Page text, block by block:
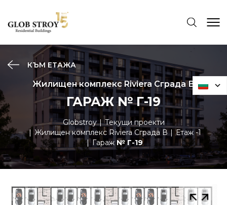
КЪМ ЕТАЖА
Жилищен комплекс Riviera Сграда В
ГАРАЖ № Г-19
Globstroy
Текущи проекти
Жилищен комплекс Riviera Сграда В
Етаж -1
Гараж№ Г-19